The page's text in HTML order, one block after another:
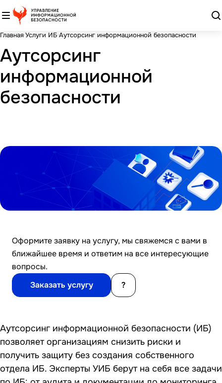
Главная Услуги ИБ Аутсорсинг информационной безопасности
Аутсорсинг
информационной
безопасности
Оформите заявку на услугу, мы свяжемся с вами в
ближайшее время и ответим на все интересующие
вопросы.
Заказать услугу
?
Аутсорсинг информационной безопасности (ИБ)
позволяет организациям снизить риски и
получить защиту без создания собственного
отдела ИБ. Эксперты УИБ берут на себя все задачи